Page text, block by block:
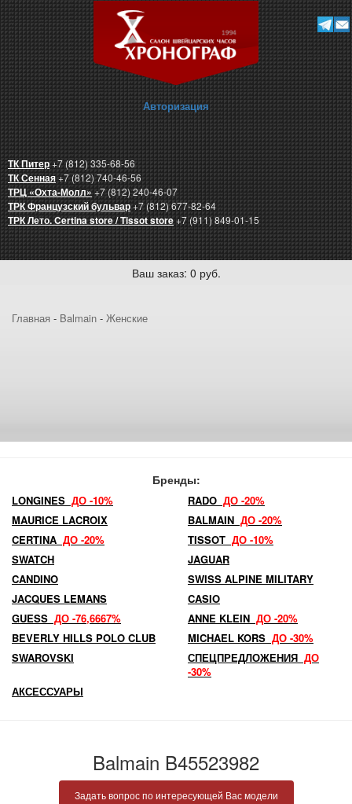
Авторизация
ТК Питер+7 (812) 335-68-56
ТК Сенная+7 (812) 740-46-56
ТРЦ «Охта-Молл»+7 (812) 240-46-07
ТРК Французский бульвар+7 (812) 677-82-64
ТРК Лето. Certina store / Tissot store+7 (911) 849-01-15
Ваш заказ: 0 руб.
Главная - Balmain - Женские
Бренды:
LONGINES ДО -10% RADO ДО -20%
MAURICE LACROIX
BALMAIN ДО -20%
CERTINA ДО -20% TISSOT ДО -10%
SWATCH
JAGUAR
CANDINO
SWISS ALPINE MILITARY
JACQUES LEMANS
CASIO
GUESS ДО -76,6667% ANNE KLEIN ДО -20%
BEVERLY HILLS POLO CLUB
MICHAEL KORS ДО -30%
SWAROVSKI
СПЕЦПРЕДЛОЖЕНИЯ ДО
-30%
АКСЕССУАРЫ
Balmain B45523982
Задать вопрос по интересующей Вас модели